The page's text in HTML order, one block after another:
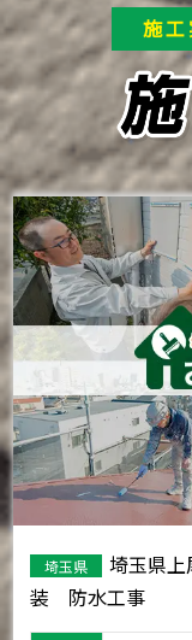
施
埼玉県
埼玉県
装 防水工事